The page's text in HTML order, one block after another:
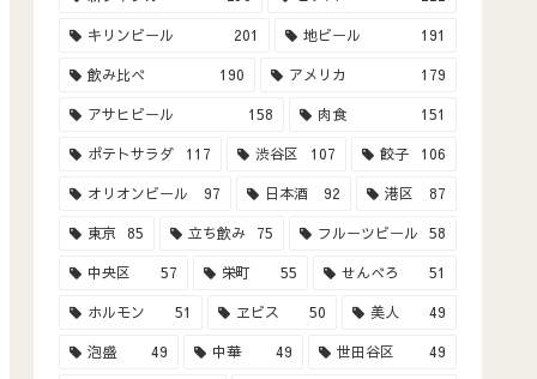
キリンビール 201 地ビール 191
飲み比べ 190 アメリカ 179
アサヒビール 158 肉食 151
ポテトサラダ 117 渋谷区 107 餃子 106
オリオンビール 97 日本酒 92 港区 87
東京 85 立ち飲み 75 フルーツビール 58
中央区 57 栄町 55 せんべろ 51
ホルモン 51 ヱビス 50 美人 49
泡盛 49 中華 49 世田谷区 49